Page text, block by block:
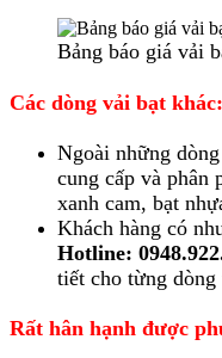
Bảng báo giá vải
Các dòng vải bạt khác:
Ngoài những
cung cấp và phân
xanh cam, bạt
Khách hàng có
Hotline:
tiết cho từng dòng
Rất hân hạnh được